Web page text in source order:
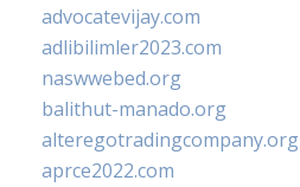
advocatevijay.com
adlibilimler2023.com
naswwebed.org
balithut-manado.org
alteregotradingcompany.org
aprce2022.com